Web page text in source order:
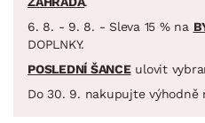
6. 8. - 9. 8. - Sleva 15 % na
DOPLNKY.
POSLEDNÍ ŠANCEulovit
Do 30. 9. nakupujte výhodně